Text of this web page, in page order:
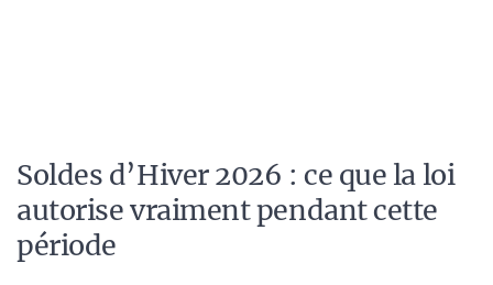
Soldes d’Hiver 2026 : ce que la loi
autorise vraiment pendant cette
période